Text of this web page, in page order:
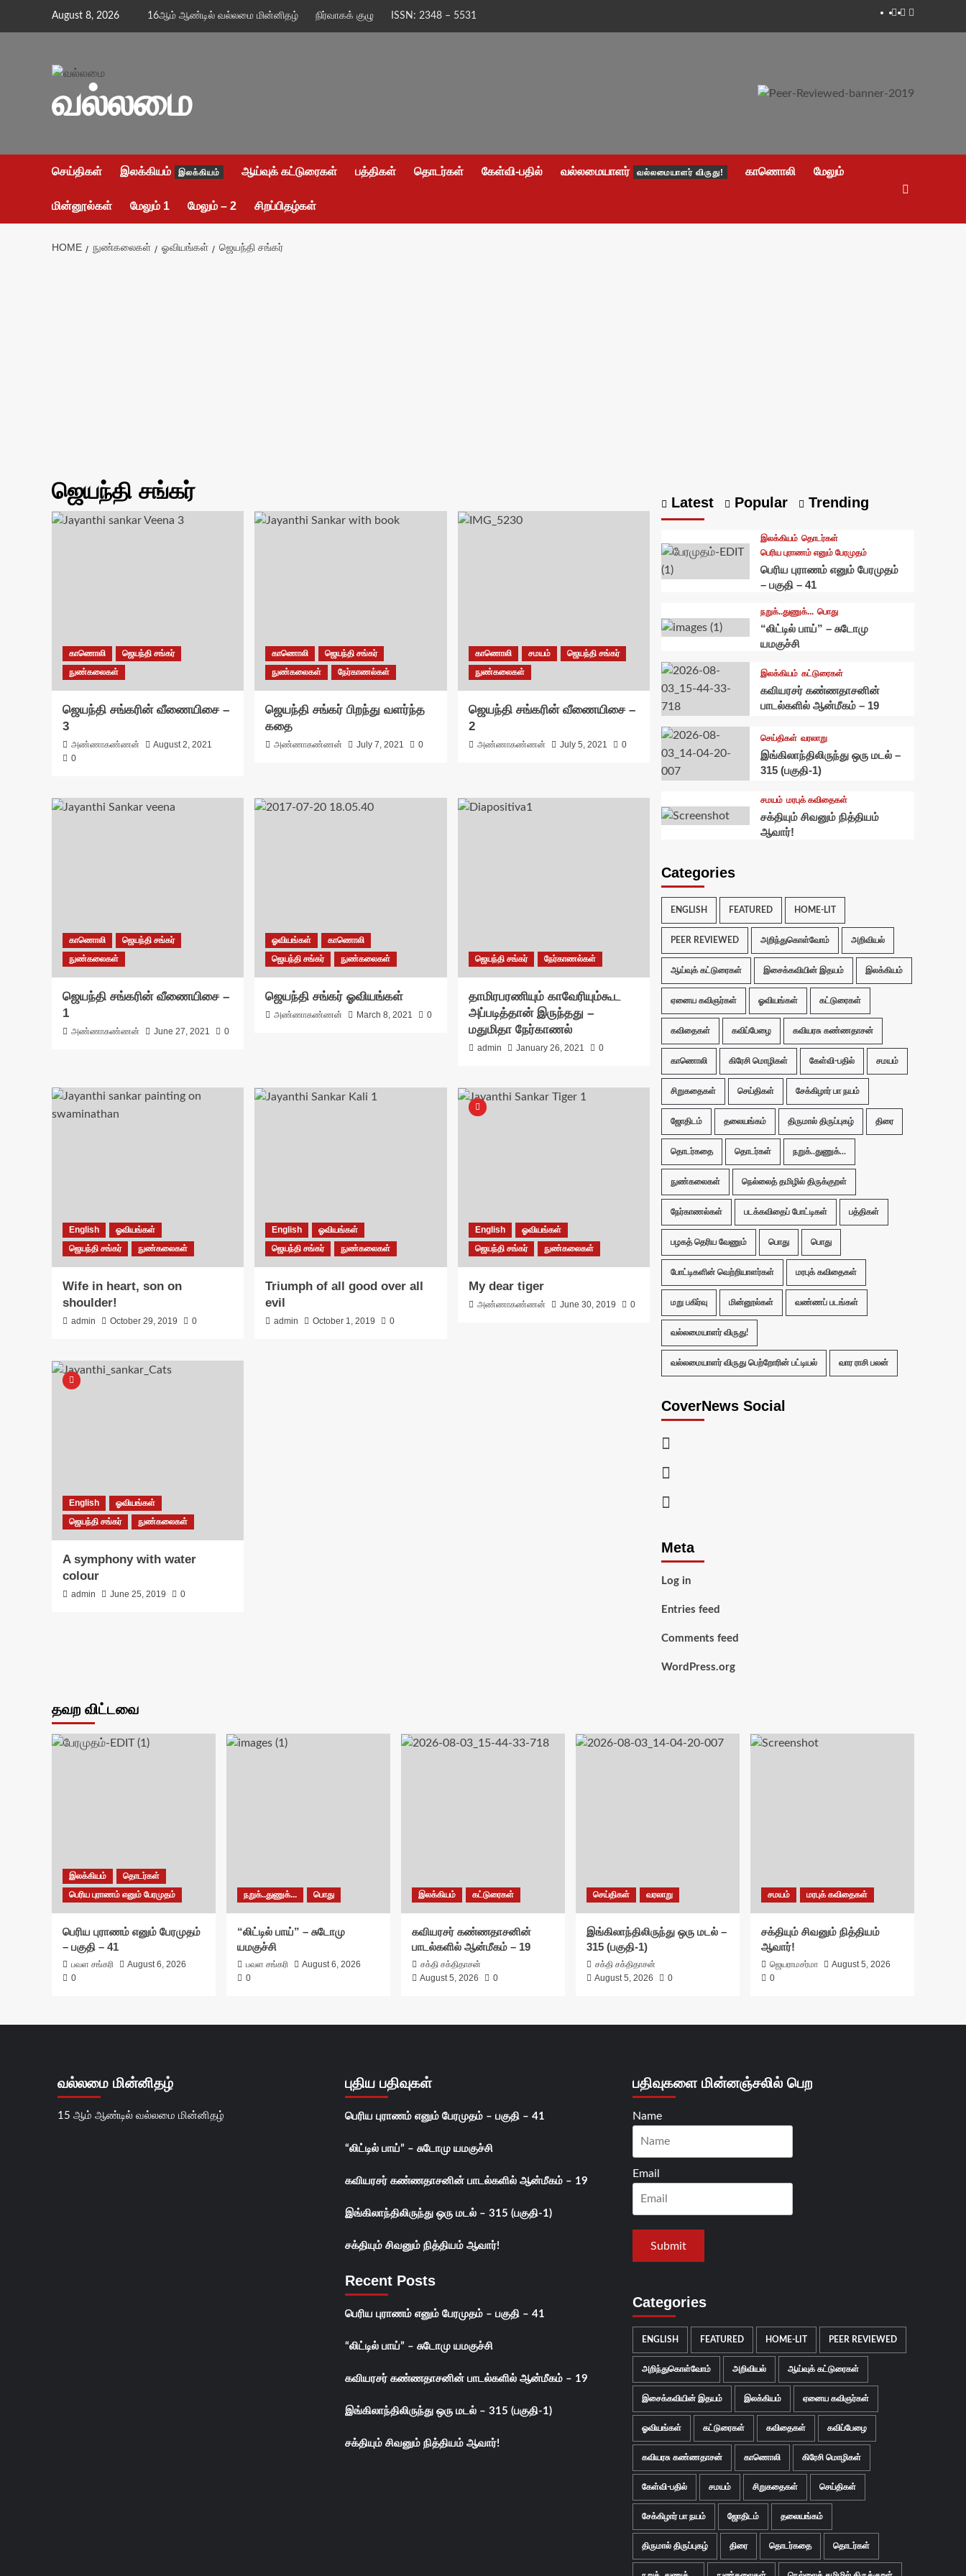
August 8, 2026 16ஆம் ஆண்டில் வல்லமை மின்னிதழ் நிர்வாகக் குழு ISSN: 2348 – 5531 Facebook
Twitter
Youtube
வல்லமை
செய்திகள் இலக்கியம் இலக்கியம் ஆய்வுக் கட்டுரைகள் பத்திகள் தொடர்கள் கேள்வி-பதில் வல்லமையாளர் வல்லமையாளர் விருது! காணொலி மேலும்
மின்னூல்கள் மேலும் 1 மேலும் – 2 சிறப்பிதழ்கள்
HOME நுண்கலைகள் ஓவியங்கள் ஜெயந்தி சங்கர்
ஜெயந்தி சங்கர்
காணொலி
ஜெயந்தி சங்கர்
நுண்கலைகள்
ஜெயந்தி சங்கரின் வீணையிசை –
3
அண்ணாகண்ணன்
August 2, 2021
0
காணொலி
ஜெயந்தி சங்கர்
நுண்கலைகள்
நேர்காணல்கள்
ஜெயந்தி சங்கர் பிறந்து வளர்ந்த
கதை
அண்ணாகண்ணன் July 7, 2021 0
காணொலி சமயம்
ஜெயந்தி சங்கர்
நுண்கலைகள்
ஜெயந்தி சங்கரின் வீணையிசை –
2
அண்ணாகண்ணன் July 5, 2021 0
காணொலி
ஜெயந்தி சங்கர்
நுண்கலைகள்
ஜெயந்தி சங்கரின் வீணையிசை –
1
அண்ணாகண்ணன் June 27, 2021 0
ஓவியங்கள்
காணொலி
ஜெயந்தி சங்கர்
நுண்கலைகள்
ஜெயந்தி சங்கர் ஓவியங்கள்
அண்ணாகண்ணன் March 8, 2021 0
ஜெயந்தி சங்கர் நேர்காணல்கள்
தாமிரபரணியும் காவேரியும்கூட‌
அப்படித்தான் இருந்தது –
மதுமிதா நேர்காணல்
admin January 26, 2021 0
English
ஓவியங்கள்
ஜெயந்தி சங்கர்
நுண்கலைகள்
Wife in heart, son on
shoulder!
admin October 29, 2019 0
English
ஓவியங்கள்
ஜெயந்தி சங்கர்
நுண்கலைகள்
Triumph of all good over all
evil
admin October 1, 2019 0
English
ஓவியங்கள்
ஜெயந்தி சங்கர்
நுண்கலைகள்
My dear tiger
அண்ணாகண்ணன் June 30, 2019 0
English
ஓவியங்கள்
ஜெயந்தி சங்கர்
நுண்கலைகள்
A symphony with water
colour
admin June 25, 2019 0
Latest Popular Trending
இலக்கியம் தொடர்கள்
பெரிய புராணம் எனும் பேரமுதம்
பெரிய புராணம் எனும் பேரமுதம்
– பகுதி – 41
நறுக்..துணுக்... பொது
“லிட்டில் பாய்” – சுடோமு
யமகுச்சி
இலக்கியம் கட்டுரைகள்
கவியரசர் கண்ணதாசனின்
பாடல்களில் ஆன்மீகம் – 19
செய்திகள் வரலாறு
இங்கிலாந்திலிருந்து ஒரு மடல் –
315 (பகுதி-1)
சமயம் மரபுக் கவிதைகள்
சக்தியும் சிவனும் நித்தியம்
ஆவார்!
Categories
ENGLISH FEATURED HOME-LIT
PEER REVIEWED அறிந்துகொள்வோம் அறிவியல்
ஆய்வுக் கட்டுரைகள் இசைக்கவியின் இதயம் இலக்கியம்
ஏனைய கவிஞர்கள் ஓவியங்கள் கட்டுரைகள்
கவிதைகள் கவிப்பேழை கவியரசு கண்ணதாசன்
காணொலி கிரேசி மொழிகள் கேள்வி-பதில் சமயம்
சிறுகதைகள் செய்திகள் சேக்கிழார் பா நயம்
ஜோதிடம் தலையங்கம் திருமால் திருப்புகழ் திரை
தொடர்கதை தொடர்கள் நறுக்..துணுக்...
நுண்கலைகள் நெல்லைத் தமிழில் திருக்குறள்
நேர்காணல்கள் படக்கவிதைப் போட்டிகள் பத்திகள்
பழகத் தெரிய வேணும் பொது பொது
போட்டிகளின் வெற்றியாளர்கள் மரபுக் கவிதைகள்
மறு பகிர்வு மின்னூல்கள் வண்ணப் படங்கள்
வல்லமையாளர் விருது!
வல்லமையாளர் விருது பெற்றோரின் பட்டியல் வார ராசி பலன்
CoverNews Social
Meta
Log in
Entries feed
Comments feed
WordPress.org
தவற விட்டவை
இலக்கியம்
தொடர்கள்
பெரிய புராணம் எனும் பேரமுதம்
பெரிய புராணம் எனும் பேரமுதம்
– பகுதி – 41
பவள சங்கரி
August 6, 2026
0
நறுக்..துணுக்... பொது
“லிட்டில் பாய்” – சுடோமு
யமகுச்சி
பவள சங்கரி
August 6, 2026
0
இலக்கியம் கட்டுரைகள்
கவியரசர் கண்ணதாசனின்
பாடல்களில் ஆன்மீகம் – 19
சக்தி சக்திதாசன்
August 5, 2026
0
செய்திகள் வரலாறு
இங்கிலாந்திலிருந்து ஒரு மடல் –
315 (பகுதி-1)
சக்தி சக்திதாசன்
August 5, 2026
0
சமயம் மரபுக் கவிதைகள்
சக்தியும் சிவனும் நித்தியம்
ஆவார்!
ஜெயராமசர்மா
August 5, 2026
0
வல்லமை மின்னிதழ்
15 ஆம் ஆண்டில் வல்லமை மின்னிதழ்
புதிய பதிவுகள்
பெரிய புராணம் எனும் பேரமுதம் – பகுதி – 41
“லிட்டில் பாய்” – சுடோமு யமகுச்சி
கவியரசர் கண்ணதாசனின் பாடல்களில் ஆன்மீகம் – 19
இங்கிலாந்திலிருந்து ஒரு மடல் – 315 (பகுதி-1)
சக்தியும் சிவனும் நித்தியம் ஆவார்!
Recent Posts
பெரிய புராணம் எனும் பேரமுதம் – பகுதி – 41
“லிட்டில் பாய்” – சுடோமு யமகுச்சி
கவியரசர் கண்ணதாசனின் பாடல்களில் ஆன்மீகம் – 19
இங்கிலாந்திலிருந்து ஒரு மடல் – 315 (பகுதி-1)
சக்தியும் சிவனும் நித்தியம் ஆவார்!
பதிவுகளை மின்னஞ்சலில் பெற
Name
Email
Categories
ENGLISH FEATURED HOME-LIT PEER REVIEWED
அறிந்துகொள்வோம் அறிவியல் ஆய்வுக் கட்டுரைகள்
இசைக்கவியின் இதயம் இலக்கியம் ஏனைய கவிஞர்கள்
ஓவியங்கள் கட்டுரைகள் கவிதைகள் கவிப்பேழை
கவியரசு கண்ணதாசன் காணொலி கிரேசி மொழிகள்
கேள்வி-பதில் சமயம் சிறுகதைகள் செய்திகள்
சேக்கிழார் பா நயம் ஜோதிடம் தலையங்கம்
திருமால் திருப்புகழ் திரை தொடர்கதை தொடர்கள்